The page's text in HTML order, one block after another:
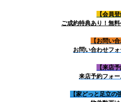
【会員登
ご成約特典あり！無
【お問い合
お問い合わせフ
【来店予
来店予約フォ
【家どっと足立の